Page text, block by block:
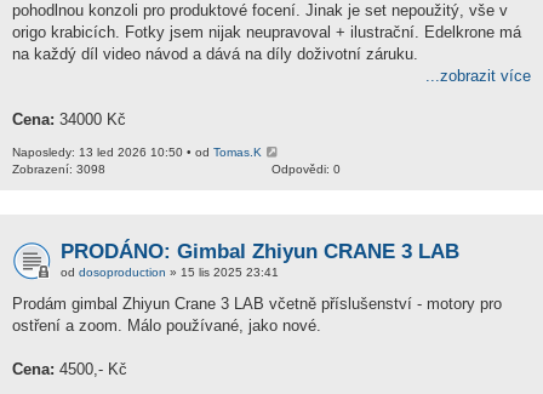
pohodlnou konzoli pro produktové focení. Jinak je set nepoužitý, vše v
origo krabicích. Fotky jsem nijak neupravoval + ilustrační. Edelkrone má
na každý díl video návod a dává na díly doživotní záruku.
...zobrazit více
Cena: 34000 Kč
Naposledy: 13 led 2026 10:50 • od Tomas.K
Odpovědi: 0
Zobrazení: 3098
PRODÁNO: Gimbal Zhiyun CRANE 3 LAB
od dosoproduction » 15 lis 2025 23:41
Prodám gimbal Zhiyun Crane 3 LAB včetně příslušenství - motory pro
ostření a zoom. Málo používané, jako nové.
Cena: 4500,- Kč